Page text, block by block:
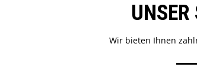
UNSER
Wir bieten Ihnen